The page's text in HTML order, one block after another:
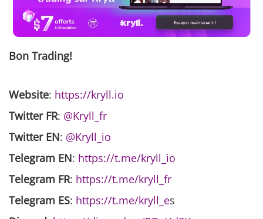
Bon Trading!
Website: https://kryll.io
Twitter FR: @Kryll_fr
Twitter EN: @Kryll_io
Telegram EN: https://t.me/kryll_io
Telegram FR: https://t.me/kryll_fr
Telegram ES: https://t.me/kryll_es